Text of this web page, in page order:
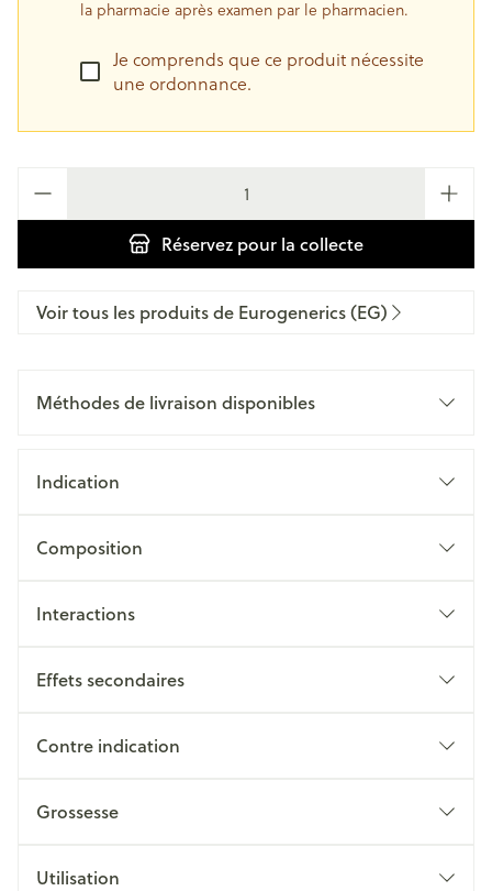
la pharmacie après examen par le pharmacien.
Je comprends que ce produit nécessite
une ordonnance.
Réservez pour la collecte
Voir tous les produits de Eurogenerics (EG)
Méthodes de livraison disponibles
Indication
Composition
Interactions
Effets secondaires
Contre indication
Grossesse
Utilisation